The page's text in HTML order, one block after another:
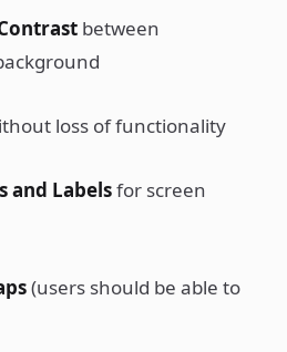
between
loss of functionality
and Labelsfor screen
(users should be able to